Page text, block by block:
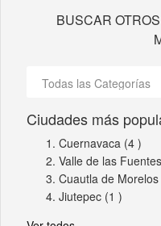
BUSCAR
Ciudades más
Cuernavaca (4 )
Valle de las Fuentes
Cuautla de Morelos
Jiutepec (1 )